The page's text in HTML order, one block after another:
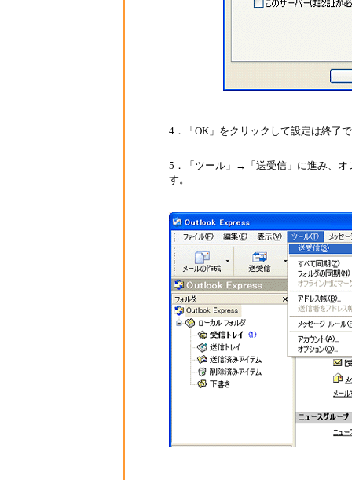
4．「OK」をクリックして設定は終了
5．「ツール」→「送受信」に進み、オ
す。